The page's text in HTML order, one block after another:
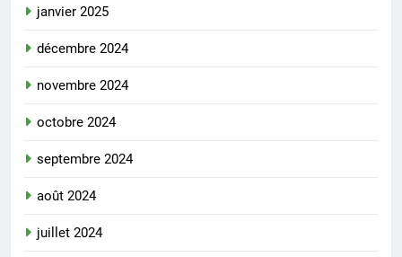
janvier 2025
décembre 2024
novembre 2024
octobre 2024
septembre 2024
août 2024
juillet 2024